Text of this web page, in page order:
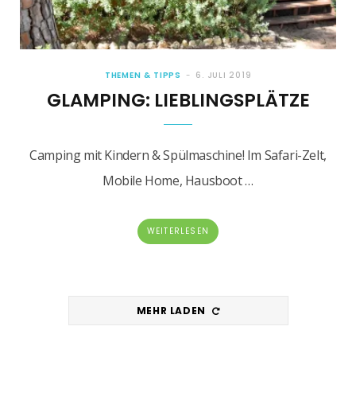
THEMEN & TIPPS 6. JULI 2019
GLAMPING: LIEBLINGSPLÄTZE
Camping mit Kindern & Spülmaschine! Im Safari-Zelt,
Mobile Home, Hausboot …
WEITERLESEN
MEHR LADEN